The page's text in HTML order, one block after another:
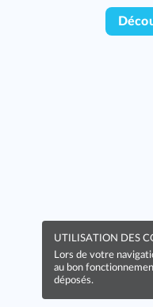
UTILISATION DES
Lors de votre
au bon
déposés.